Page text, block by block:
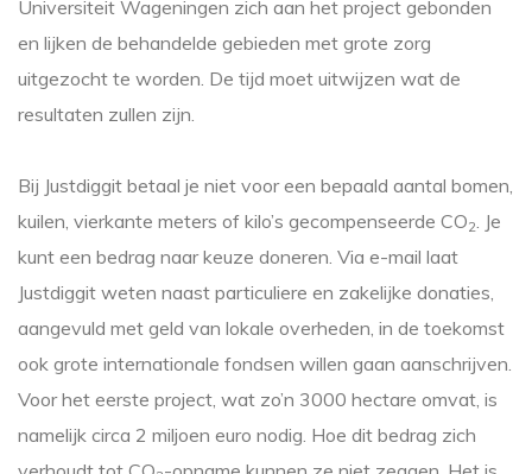
Universiteit Wageningen zich aan het project gebonden
en lijken de behandelde gebieden met grote zorg
uitgezocht te worden. De tijd moet uitwijzen wat de
resultaten zullen zijn.
Bij Justdiggit betaal je niet voor een bepaald aantal bomen,
kuilen, vierkante meters of kilo’s gecompenseerde CO2
. Je
kunt een bedrag naar keuze doneren. Via e-mail laat
Justdiggit weten naast particuliere en zakelijke donaties,
aangevuld met geld van lokale overheden, in de toekomst
ook grote internationale fondsen willen gaan aanschrijven.
Voor het eerste project, wat zo’n 3000 hectare omvat, is
namelijk circa 2 miljoen euro nodig. Hoe dit bedrag zich